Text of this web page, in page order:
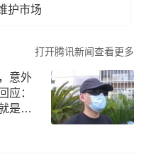
护市场
打开腾讯新闻查看更多
意外
应：
是他